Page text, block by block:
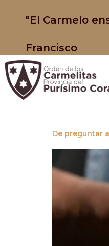
"El Carmelo
Francisco
De preguntar